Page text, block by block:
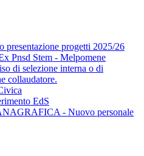
presentazione progetti 2025/26
Pnsd Stem - Melpomene
di selezione interna o di
collaudatore.
EdS
- Nuovo personale